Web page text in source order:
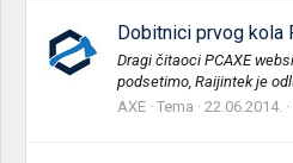
Dobitnici prvog kola
Dragi čitaoci PCAXE
podsetimo, Raijintek je
AXE Tema 22.06.2014.